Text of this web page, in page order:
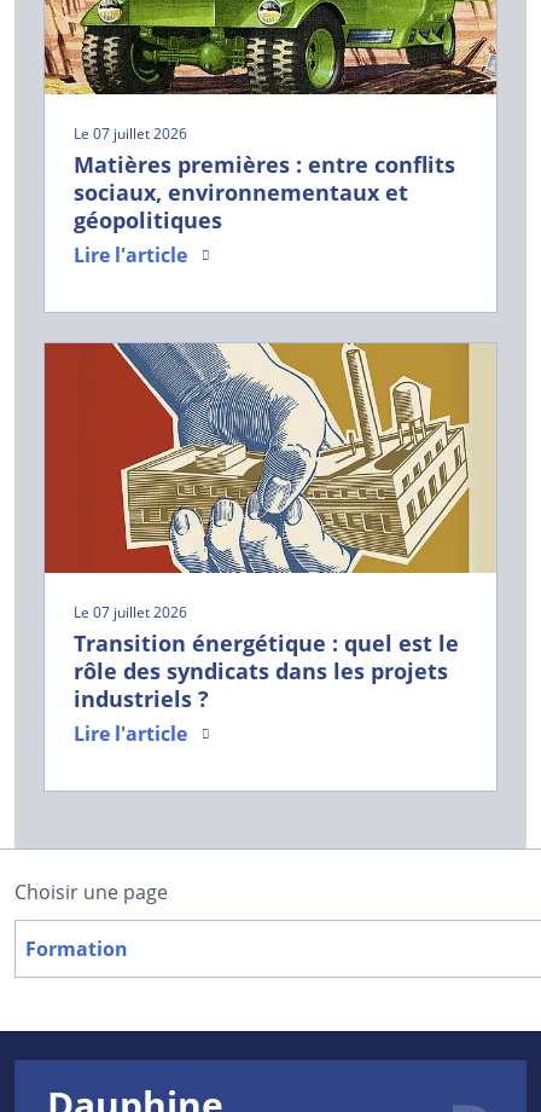
Choisir une page
Formation
Le 07 juillet 2026
Matières premières : entre conflits
sociaux, environnementaux et
géopolitiques
Lire l'article
Le 07 juillet 2026
Transition énergétique : quel est le
rôle des syndicats dans les projets
industriels ?
Lire l'article